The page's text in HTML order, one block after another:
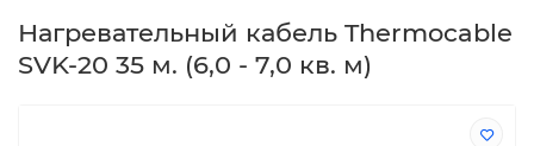
Нагревательный кабель Thermocable
SVK-20 35 м. (6,0 - 7,0 кв. м)